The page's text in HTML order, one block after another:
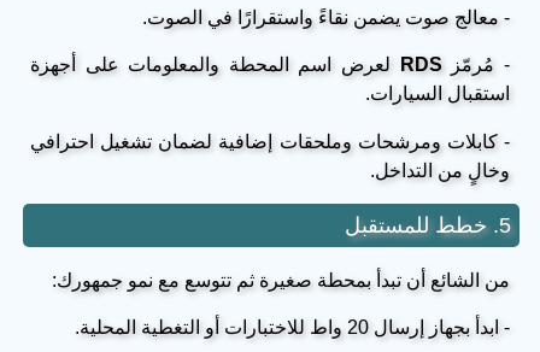
- معالج صوت يضمن نقاءً واستقرارًا في الصوت.
- مُرمّز RDS
لعرض اسم المحطة والمعلومات على أجهزة
استقبال السيارات.
- كابلات ومرشحات وملحقات إضافية لضمان تشغيل احترافي
وخالٍ من التداخل.
5. خطط للمستقبل
من الشائع أن تبدأ بمحطة صغيرة ثم تتوسع مع نمو جمهورك:
- ابدأ بجهاز إرسال 20 واط للاختبارات أو التغطية المحلية.